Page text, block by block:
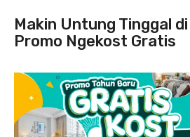
Makin Untung Tinggal
Promo Ngekost Gratis